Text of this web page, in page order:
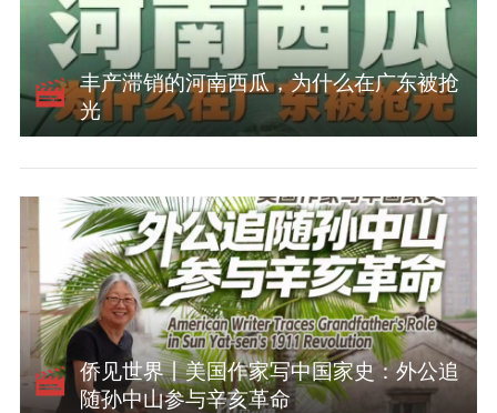
丰产滞销的河南西瓜，为什么在广东被抢
光
侨见世界丨美国作家写中国家史：外公追
随孙中山参与辛亥革命